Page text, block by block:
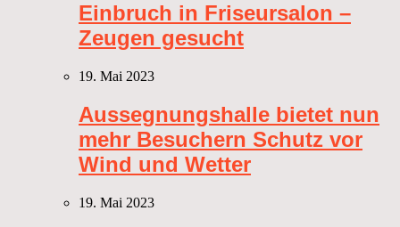
Einbruch in Friseursalon –
Zeugen gesucht
19. Mai 2023
Aussegnungshalle bietet nun
mehr Besuchern Schutz vor
Wind und Wetter
19. Mai 2023